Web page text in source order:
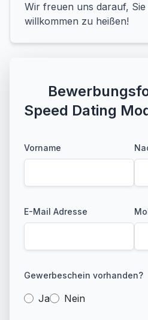
Wir freuen uns darauf,
willkommen zu heißen!
Speed Dating
Vorname
E-Mail Adresse
Gewerbeschein vorhanden?
Ja Nein